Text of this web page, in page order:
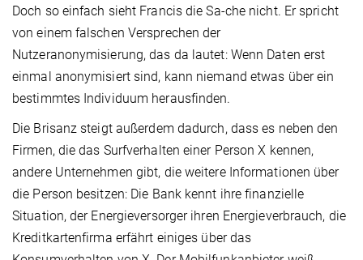
Doch so einfach sieht Francis die Sa-che nicht. Er spricht
von einem falschen Versprechen der
Nutzeranonymisierung, das da lautet: Wenn Daten erst
einmal anonymisiert sind, kann niemand etwas über ein
bestimmtes Individuum herausfinden.
Die Brisanz steigt außerdem dadurch, dass es neben den
Firmen, die das Surfverhalten einer Person X kennen,
andere Unternehmen gibt, die weitere Informationen über
die Person besitzen: Die Bank kennt ihre finanzielle
Situation, der Energieversorger ihren Energieverbrauch, die
Kreditkartenfirma erfährt einiges über das